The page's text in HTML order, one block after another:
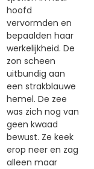
hoofd
vervormden en
bepaalden haar
werkelijkheid. De
zon scheen
uitbundig aan
een strakblauwe
hemel. De zee
was zich nog van
geen kwaad
bewust. Ze keek
erop neer en zag
alleen maar